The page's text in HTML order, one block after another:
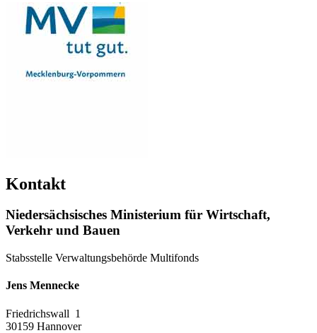
Kontakt
Niedersächsisches Ministerium für Wirtschaft,
Verkehr und Bauen
Stabsstelle Verwaltungsbehörde Multifonds
Jens Mennecke
Friedrichswall 1
30159 Hannover